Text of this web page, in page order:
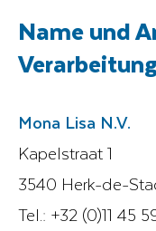
Name und
Mona Lisa N.V.
Kapelstraat 1
3540 Herk-de-
Tel.: +32 (0)11 45